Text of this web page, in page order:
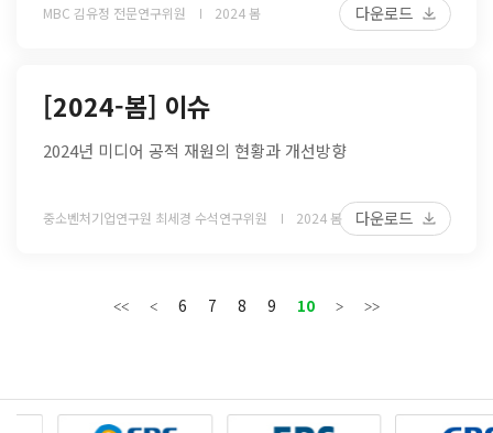
MBC 김유정 전문연구위원 2024 봄 다운로드
[2024-봄] 이슈
2024년 미디어 공적 재원의 현황과 개선방향
중소벤처기업연구원 최세경 수석연구위원 2024 봄 다운로드
6 7 8 9 10